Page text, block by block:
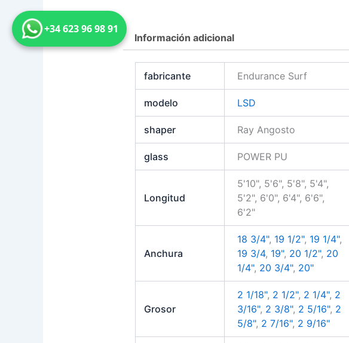
Información adicional
fabricante Endurance Surf
modelo LSD
shaper Ray Angosto
glass POWER PU
Longitud
5'10", 5'6", 5'8", 5'4",
5'2", 6'0", 6'4", 6'6",
6'2"
Anchura
18 3/4", 19 1/2", 19 1/4",
19 3/4, 19", 20 1/2", 20
1/4", 20 3/4", 20"
Grosor
2 1/18", 2 1/2", 2 1/4", 2
3/16", 2 3/8", 2 5/16", 2
5/8", 2 7/16", 2 9/16"
+34 623 96 98 91